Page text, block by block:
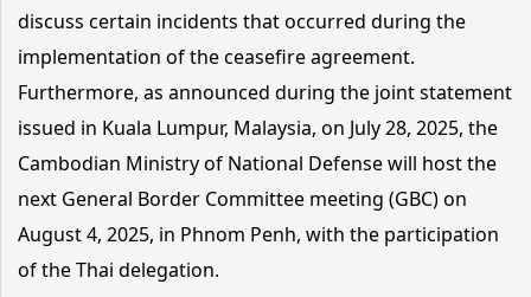
discuss certain incidents that occurred during the
implementation of the ceasefire agreement.
Furthermore, as announced during the joint statement
issued in Kuala Lumpur, Malaysia, on July 28, 2025, the
Cambodian Ministry of National Defense will host the
next General Border Committee meeting (GBC) on
August 4, 2025, in Phnom Penh, with the participation
of the Thai delegation.